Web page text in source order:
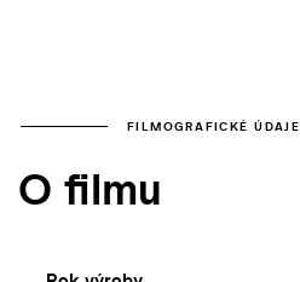
FILMOGRAFICKÉ ÚDAJE
O filmu